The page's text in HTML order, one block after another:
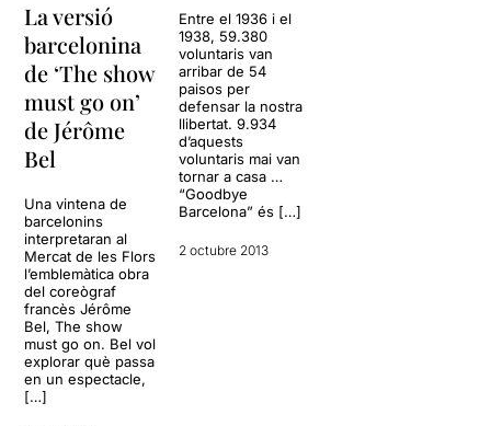
La versió
barcelonina
de ‘The show
must go on’
de Jérôme
Bel
Una vintena de
barcelonins
interpretaran al
Mercat de les Flors
l’emblemàtica obra
del coreògraf
francès Jérôme
Bel, The show
must go on. Bel vol
explorar què passa
en un espectacle,
[…]
Entre el 1936 i el
1938, 59.380
voluntaris van
arribar de 54
paisos per
defensar la nostra
llibertat. 9.934
d’aquests
voluntaris mai van
tornar a casa …
“Goodbye
Barcelona” és […]
2 octubre 2013